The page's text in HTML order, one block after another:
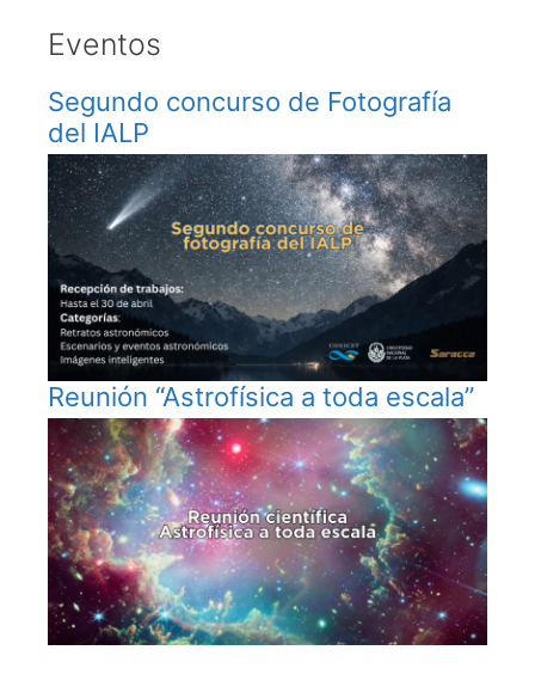
Eventos
Segundo concurso de Fotografía
del IALP
Reunión “Astrofísica a toda escala”